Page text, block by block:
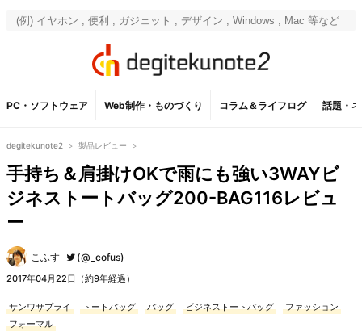
PC・ソフトウェア Web制作・ものづくり コラム＆ライフログ 話題・
degitekunote2 > 製品レビュー >
手持ち＆肩掛けOKで雨にも強い3WAYビ
ジネストートバッグ200-BAG116レビュ
ー
こふす (@_cofus)
2017年04月22日（約9年経過）
サンワサプライ トートバッグ バッグ ビジネストートバッグ
ファッション
フォーマル